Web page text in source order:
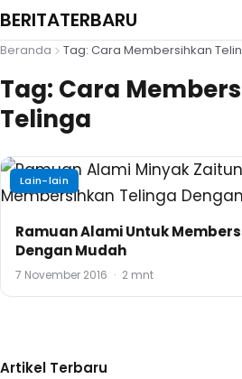
BERITATERBARU
Beranda Tag: Cara Membersihkan
Tag: Cara
Telinga
Lain-lain
Ramuan Alami Untuk
Dengan Mudah
7 November 2016 · 2 mnt
Artikel Terbaru